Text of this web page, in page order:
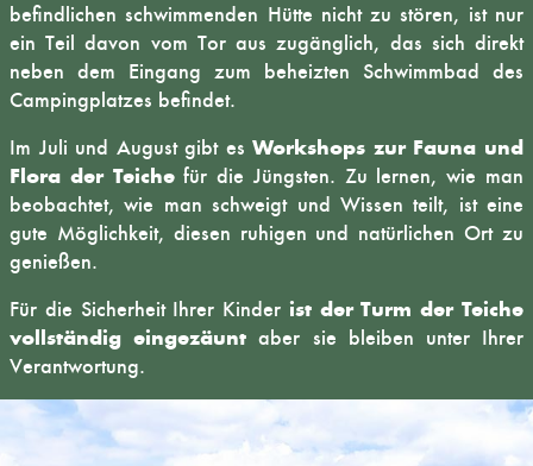
befindlichen schwimmenden Hütte nicht zu stören, ist nur
ein Teil davon vom Tor aus zugänglich, das sich direkt
neben dem Eingang zum beheizten Schwimmbad des
Campingplatzes befindet.
Im Juli und August gibt esWorkshops zur Fauna und
Flora der Teichefür die Jüngsten. Zu lernen, wie man
beobachtet, wie man schweigt und Wissen teilt, ist eine
gute Möglichkeit, diesen ruhigen und natürlichen Ort zu
genießen.
Für die Sicherheit Ihrer Kinder ist der Turm der Teiche
vollständig eingezäunt aber sie bleiben unter Ihrer
Verantwortung.